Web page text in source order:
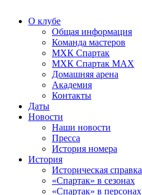
О клубе
Общая информация
Команда мастеров
МХК Спартак
МХК Спартак МАХ
Домашняя арена
Академия
Контакты
Даты
Новости
Наши новости
Пресса
История номера
История
Историческая справка
«Спартак» в сезонах
«Спартак» в персонах